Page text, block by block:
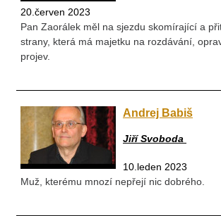
20.červen 2023
Pan Zaorálek měl na sjezdu skomírající a
strany, která má majetku na rozdávání,
projev.
Andrej Babiš
Jiří Svoboda
10.leden 2023
Muž, kterému mnozí nepřejí nic dobrého.